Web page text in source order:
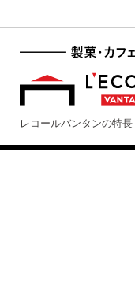
レコールバンタンの特長